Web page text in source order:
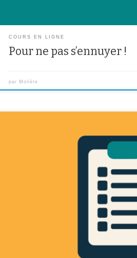
COURS EN LIGNE
Pour ne pas s’ennuyer !
par Molière
Pour les élèves de 3ème, voici les différents
les formations post-3ème. http://
http://www.secondes-premieres2019-2020.fr
https://www.oriane.info/ Vous trouverez
orientation 3ème qui vient de paraître sur le
formations générales et technologiques […]